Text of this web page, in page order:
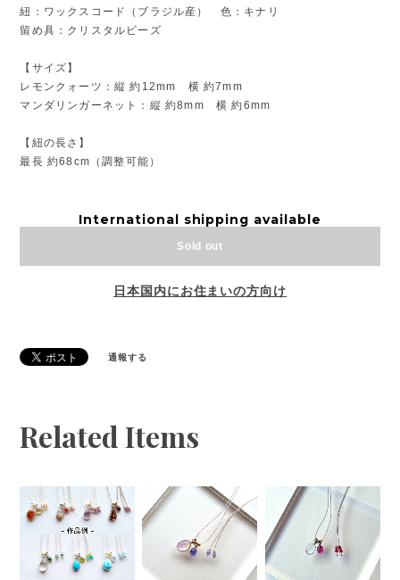
紐：ワックスコード（ブラジル産） 色：キナリ
留め具：クリスタルビーズ
【サイズ】
レモンクォーツ：縦 約12mm 横 約7mm
マンダリンガーネット：縦 約8mm 横 約6mm
【紐の長さ】
最長 約68cm（調整可能）
International shipping available
Sold out
日本国内にお住まいの方向け
通報する
Related Items